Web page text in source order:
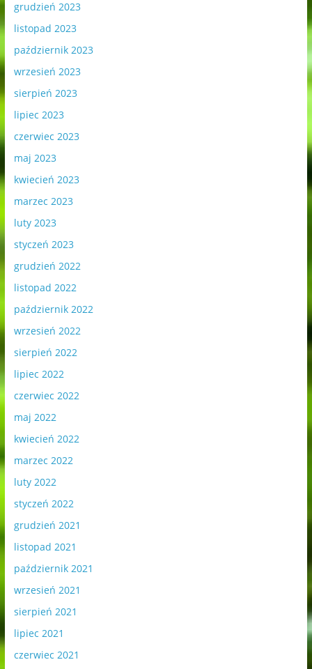
grudzień 2023
listopad 2023
październik 2023
wrzesień 2023
sierpień 2023
lipiec 2023
czerwiec 2023
maj 2023
kwiecień 2023
marzec 2023
luty 2023
styczeń 2023
grudzień 2022
listopad 2022
październik 2022
wrzesień 2022
sierpień 2022
lipiec 2022
czerwiec 2022
maj 2022
kwiecień 2022
marzec 2022
luty 2022
styczeń 2022
grudzień 2021
listopad 2021
październik 2021
wrzesień 2021
sierpień 2021
lipiec 2021
czerwiec 2021